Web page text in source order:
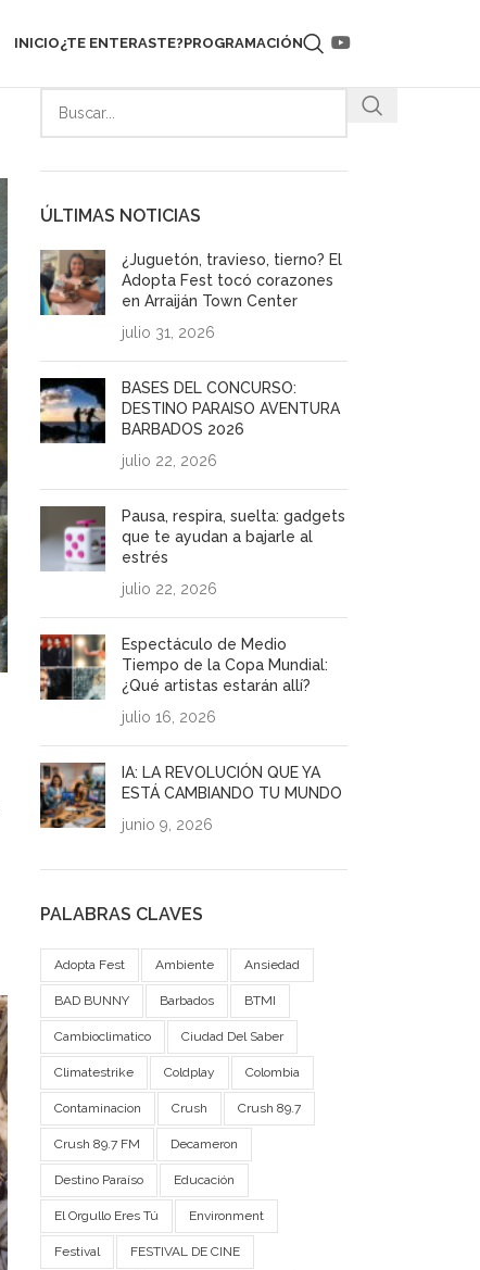
INICIO¿TE ENTERASTE?PROGRAMACIÓN
ÚLTIMAS NOTICIAS
¿Juguetón, travieso, tierno? El
Adopta Fest tocó corazones
en Arraiján Town Center
julio 31, 2026
BASES DEL CONCURSO:
DESTINO PARAISO AVENTURA
BARBADOS 2026
julio 22, 2026
Pausa, respira, suelta: gadgets
que te ayudan a bajarle al
estrés
julio 22, 2026
Espectáculo de Medio
Tiempo de la Copa Mundial:
¿Qué artistas estarán allí?
julio 16, 2026
IA: LA REVOLUCIÓN QUE YA
ESTÁ CAMBIANDO TU MUNDO
junio 9, 2026
PALABRAS CLAVES
Adopta Fest Ambiente Ansiedad
BAD BUNNY Barbados BTMI
Cambioclimatico Ciudad Del Saber
Climatestrike Coldplay Colombia
Contaminacion Crush Crush 89.7
Crush 89.7 FM Decameron
Destino Paraíso Educación
El Orgullo Eres Tú Environment
Festival FESTIVAL DE CINE